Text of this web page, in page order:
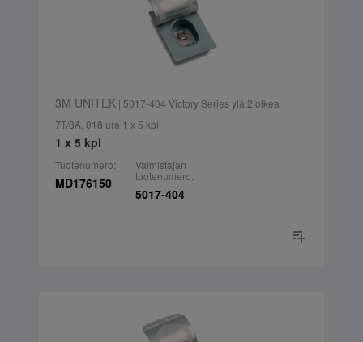
3M UNITEK| 5017-404 Victory Series ylä 2 oikea
7T/8A, 018 ura 1 x 5 kpl
1 x 5 kpl
Tuotenumero:
MD176150
Valmistajan
tuotenumero:
5017-404